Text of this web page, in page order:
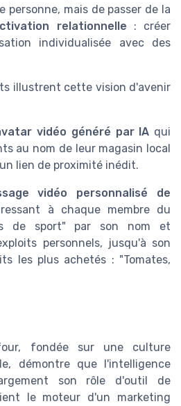
personne, mais de passer de la
relationnelle : créer
individualisée avec des
illustrent cette vision d'avenir
vidéo généré par IA qui
au nom de leur magasin local
lien de proximité inédit.
vidéo personnalisé de
à chaque membre du
de sport" par son nom et
personnels, jusqu'à son
les plus achetés : "Tomates,
fondée sur une culture
démontre que l'intelligence
son rôle d'outil de
le moteur d'un marketing